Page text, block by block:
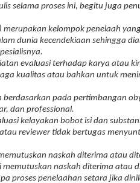
selama proses ini, begitu juga
merupakan kelompok penelaah
dunia kecendekiaan sehingga
evaluasi terhadap karya atau
kualitas atau bahkan untuk
berdasarkan pada pertimbangan
dan professional.
kelayakan bobot isi dan
reviewer tidak bertugas
naskah diterima atau
naskah diterima atau
proses penelaahan setara jika